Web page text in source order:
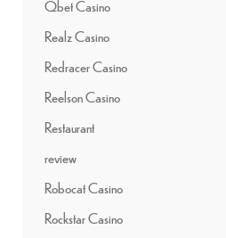
Qbet Casino
Realz Casino
Redracer Casino
Reelson Casino
Restaurant
review
Robocat Casino
Rockstar Casino